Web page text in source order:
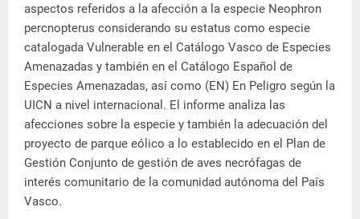
aspectos referidos a la afección a la especie Neophron
percnopterus considerando su estatus como especie
catalogada Vulnerable en el Catálogo Vasco de Especies
Amenazadas y también en el Catálogo Español de
Especies Amenazadas, así como (EN) En Peligro según la
UICN a nivel internacional. El informe analiza las
afecciones sobre la especie y también la adecuación del
proyecto de parque eólico a lo establecido en el Plan de
Gestión Conjunto de gestión de aves necrófagas de
interés comunitario de la comunidad autónoma del País
Vasco.